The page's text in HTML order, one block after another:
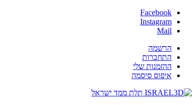
Facebook
Instagram
Mail
הרשמה
התחברות
ההזמנות שלי
איפוס סיסמה